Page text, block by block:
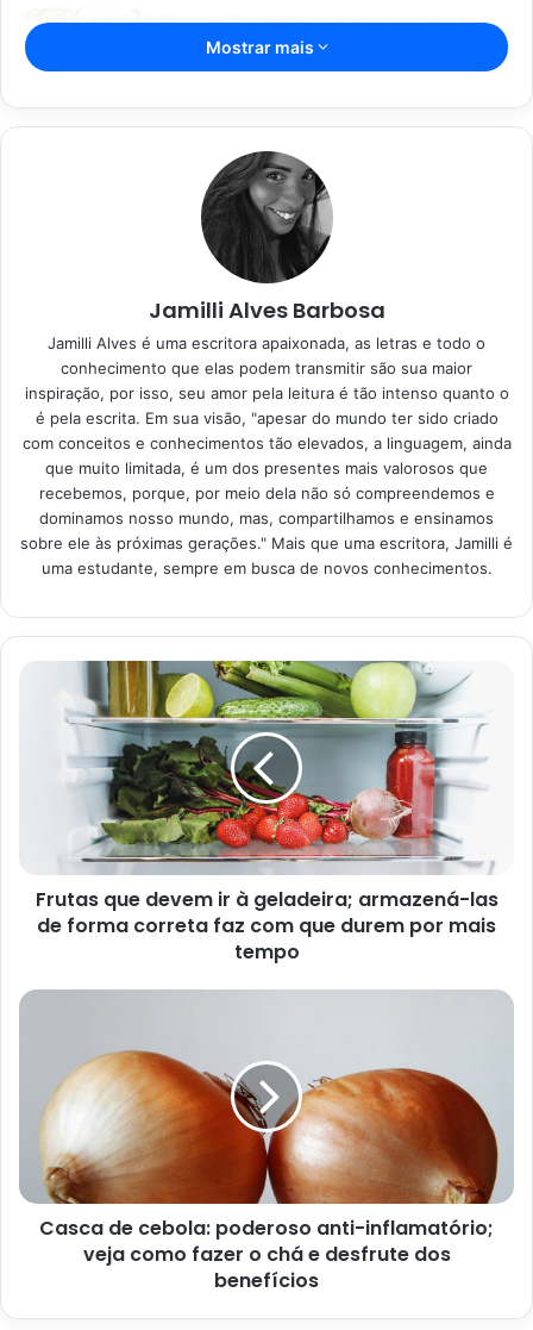
Vitória Souza: jovem pastora perto
dos 5 mi de seguidores na web
em Várzea Grande
22/08/2024
Quais são os benefícios da
casca de melancia?
Há quem pense que apenas a polpa da melancia tem
vitaminas e nutrientes bons para a saúde. Mas, isso está
longe de ser uma verdade, já que, desde o caroço até a
casca, essa fruta é cheia de vitaminas e benefícios.
De acordo com a nutricionista Camila de Cássia
Rodrigues, em reportagem feita pela redação doG1,
melancia é tem substância que auxiliam no bombeamento
de sangue pelo corpo.
Reportagem sobre os benefícios da melancia – Imagem extraída
do site g1.globo.com
Esse é mais um dos benefícios que a fruta possui dentre
tantos outros. Isso porque, a melancia é muito rica em
água, vitamina A e C e licopeno. Além disso, ela é pouco
calórica, o que contribui para uma dieta mais saudável,
segundo a nutricionista.
Mostrar mais
Jamilli Alves Barbosa
Jamilli Alves é uma escritora apaixonada, as letras e todo o
conhecimento que elas podem transmitir são sua maior
inspiração, por isso, seu amor pela leitura é tão intenso quanto o
é pela escrita. Em sua visão, "apesar do mundo ter sido criado
com conceitos e conhecimentos tão elevados, a linguagem, ainda
que muito limitada, é um dos presentes mais valorosos que
recebemos, porque, por meio dela não só compreendemos e
dominamos nosso mundo, mas, compartilhamos e ensinamos
sobre ele às próximas gerações." Mais que uma escritora, Jamilli é
uma estudante, sempre em busca de novos conhecimentos.
Frutas que devem ir à geladeira; armazená-las
de forma correta faz com que durem por mais
tempo
Casca de cebola: poderoso anti-inflamatório;
veja como fazer o chá e desfrute dos
benefícios